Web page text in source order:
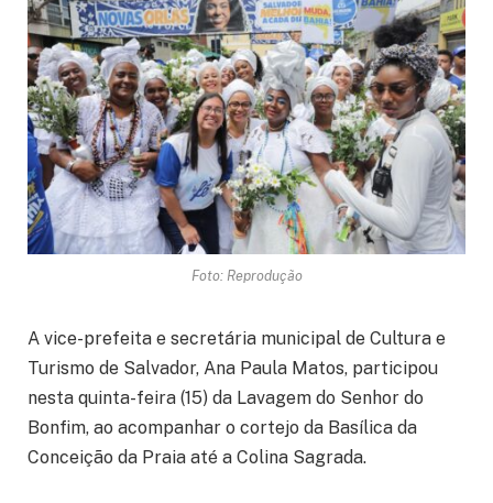
Foto: Reprodução
A vice-prefeita e secretária municipal de Cultura e
Turismo de Salvador, Ana Paula Matos, participou
nesta quinta-feira (15) da Lavagem do Senhor do
Bonfim, ao acompanhar o cortejo da Basílica da
Conceição da Praia até a Colina Sagrada.